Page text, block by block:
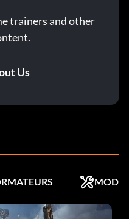
trainers and other
Us
MODS